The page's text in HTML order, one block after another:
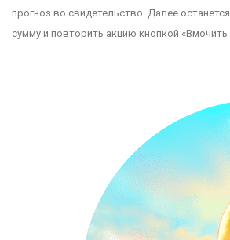
прогноз во свидетельство. Далее
сумму и повторить акцию кнопкой «Вмочить